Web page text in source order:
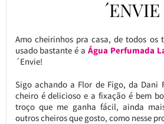
´ENVIE
Amo cheirinhos pra casa, de todos os
usado bastante é aÁgua Perfumada
´Envie!
Sigo achando a Flor de Figo, da Dani
cheiro é delicioso e a fixação é bem
troço que me ganha fácil, ainda
outros cheiros que gosto, como nesse